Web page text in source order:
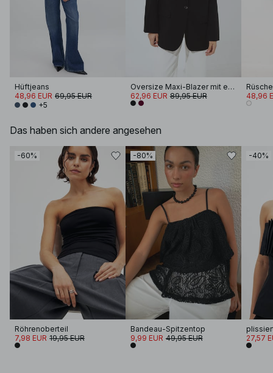
Hüftjeans
48,96 EUR 69,95 EUR
+5
Oversize Maxi-Blazer mit einem Knopf
62,96 EUR 89,95 EUR
48,96
Das haben sich andere angesehen
-60%
Röhrenoberteil
7,98 EUR 19,95 EUR
-80%
Bandeau-Spitzentop
9,99 EUR 49,95 EUR
-40%
27,57